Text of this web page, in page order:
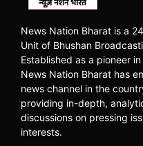
News Nation Bharat is a
Unit of Bhushan
Established as a pioneer
News Nation Bharat has
news channel in the
providing in-depth,
discussions on pressing
interests.